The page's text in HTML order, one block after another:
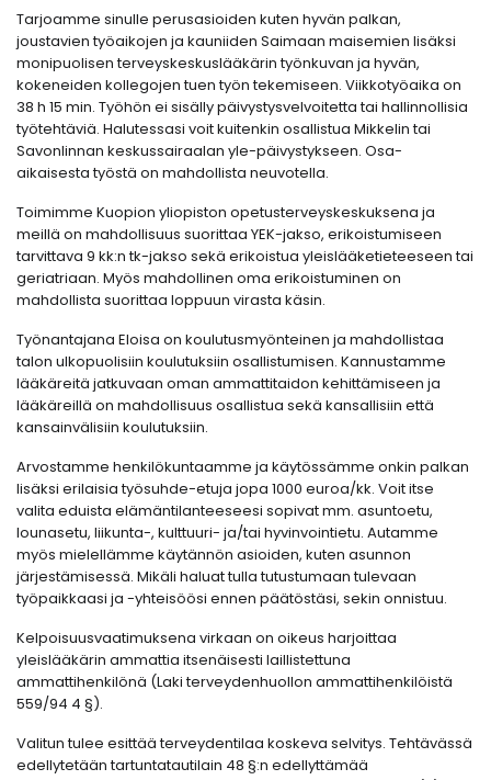
Tarjoamme sinulle perusasioiden kuten hyvän palkan,
joustavien työaikojen ja kauniiden Saimaan maisemien lisäksi
monipuolisen terveyskeskuslääkärin työnkuvan ja hyvän,
kokeneiden kollegojen tuen työn tekemiseen. Viikkotyöaika on
38 h 15 min. Työhön ei sisälly päivystysvelvoitetta tai hallinnollisia
työtehtäviä. Halutessasi voit kuitenkin osallistua Mikkelin tai
Savonlinnan keskussairaalan yle-päivystykseen. Osa-
aikaisesta työstä on mahdollista neuvotella.
Toimimme Kuopion yliopiston opetusterveyskeskuksena ja
meillä on mahdollisuus suorittaa YEK-jakso, erikoistumiseen
tarvittava 9 kk:n tk-jakso sekä erikoistua yleislääketieteeseen tai
geriatriaan. Myös mahdollinen oma erikoistuminen on
mahdollista suorittaa loppuun virasta käsin.
Työnantajana Eloisa on koulutusmyönteinen ja mahdollistaa
talon ulkopuolisiin koulutuksiin osallistumisen. Kannustamme
lääkäreitä jatkuvaan oman ammattitaidon kehittämiseen ja
lääkäreillä on mahdollisuus osallistua sekä kansallisiin että
kansainvälisiin koulutuksiin.
Arvostamme henkilökuntaamme ja käytössämme onkin palkan
lisäksi erilaisia työsuhde-etuja jopa 1000 euroa/kk. Voit itse
valita eduista elämäntilanteeseesi sopivat mm. asuntoetu,
lounasetu, liikunta-, kulttuuri- ja/tai hyvinvointietu. Autamme
myös mielellämme käytännön asioiden, kuten asunnon
järjestämisessä. Mikäli haluat tulla tutustumaan tulevaan
työpaikkaasi ja -yhteisöösi ennen päätöstäsi, sekin onnistuu.
Kelpoisuusvaatimuksena virkaan on oikeus harjoittaa
yleislääkärin ammattia itsenäisesti laillistettuna
ammattihenkilönä (Laki terveydenhuollon ammattihenkilöistä
559/94 4 §).
Valitun tulee esittää terveydentilaa koskeva selvitys. Tehtävässä
edellytetään tartuntatautilain 48 §:n edellyttämää